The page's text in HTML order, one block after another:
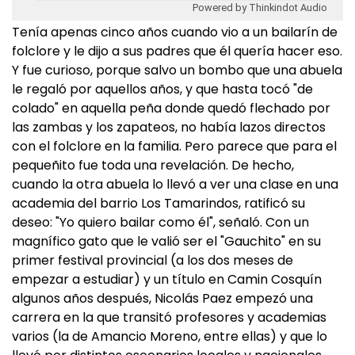
Powered by Thinkindot Audio
Tenía apenas cinco años cuando vio a un bailarín de
folclore y le dijo a sus padres que él quería hacer eso.
Y fue curioso, porque salvo un bombo que una abuela
le regaló por aquellos años, y que hasta tocó "de
colado" en aquella peña donde quedó flechado por
las zambas y los zapateos, no había lazos directos
con el folclore en la familia. Pero parece que para el
pequeñito fue toda una revelación. De hecho,
cuando la otra abuela lo llevó a ver una clase en una
academia del barrio Los Tamarindos, ratificó su
deseo: "Yo quiero bailar como él", señaló. Con un
magnífico gato que le valió ser el "Gauchito" en su
primer festival provincial (a los dos meses de
empezar a estudiar) y un título en Camin Cosquín
algunos años después, Nicolás Paez empezó una
carrera en la que transitó profesores y academias
varios (la de Amancio Moreno, entre ellas) y que lo